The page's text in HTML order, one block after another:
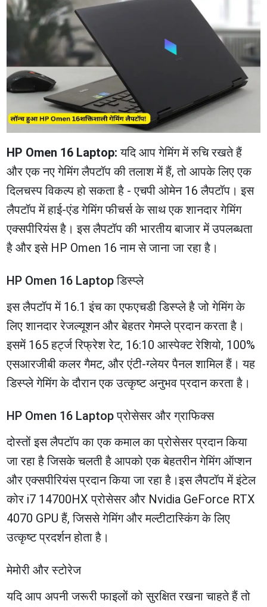
HP Omen 16 Laptop:यदि आप गेमिंग में रुचि रखते हैं
और एक नए गेमिंग लैपटॉप की तलाश में हैं, तो आपके लिए एक
दिलचस्प विकल्प हो सकता है - एचपी ओमेन 16 लैपटॉप। इस
लैपटॉप में हाई-एंड गेमिंग फीचर्स के साथ एक शानदार गेमिंग
एक्सपीरियंस है। इस लैपटॉप की भारतीय बाजार में उपलब्धता
है और इसे HP Omen 16 नाम से जाना जा रहा है।
HP Omen 16 Laptop डिस्प्ले
इस लैपटॉप में 16.1 इंच का एफएचडी डिस्प्ले है जो गेमिंग के
लिए शानदार रेजल्यूशन और बेहतर गेमप्ले प्रदान करता है।
इसमें 165 हर्ट्ज रिफ्रेश रेट, 16:10 आस्पेक्ट रेशियो, 100%
एसआरजीबी कलर गैमट, और एंटी-ग्लेयर पैनल शामिल हैं। यह
डिस्प्ले गेमिंग के दौरान एक उत्कृष्ट अनुभव प्रदान करता है।
HP Omen 16 Laptop प्रोसेसर और ग्राफिक्स
दोस्तों इस लैपटॉप का एक कमाल का प्रोसेसर प्रदान किया
जा रहा है जिसके चलती है आपको एक बेहतरीन गेमिंग ऑप्शन
और एक्सपीरियंस प्रदान किया जा रहा है।इस लैपटॉप में इंटेल
कोर i7 14700HX प्रोसेसर और Nvidia GeForce RTX
4070 GPU हैं, जिससे गेमिंग और मल्टीटास्किंग के लिए
उत्कृष्ट प्रदर्शन होता है।
मेमोरी और स्टोरेज
यदि आप अपनी जरूरी फाइलों को सुरक्षित रखना चाहते हैं तो